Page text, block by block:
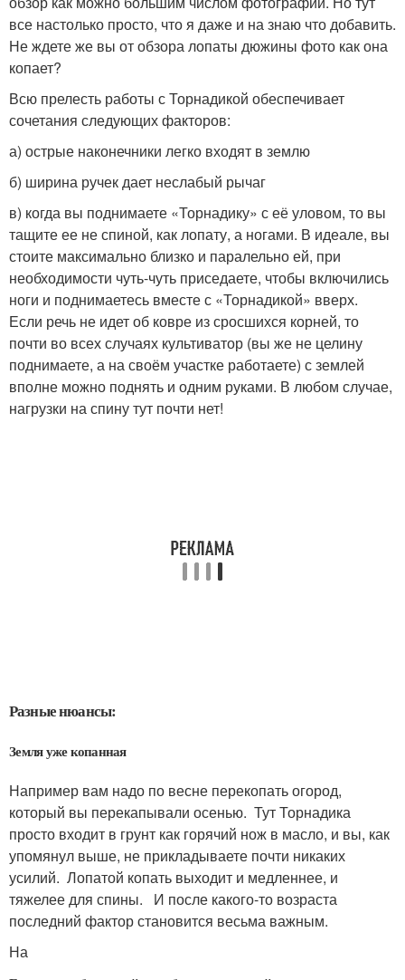
все настолько просто, что я даже и на знаю что добавить.
Не ждете же вы от обзора лопаты дюжины фото как она
копает?
Всю прелесть работы с Торнадикой обеспечивает
сочетания следующих факторов:
а) острые наконечники легко входят в землю
б) ширина ручек дает неслабый рычаг
в) когда вы поднимаете «Торнадику» с её уловом, то вы
тащите ее не спиной, как лопату, а ногами. В идеале, вы
стоите максимально близко и паралельно ей, при
необходимости чуть-чуть приседаете, чтобы включились
ноги и поднимаетесь вместе с «Торнадикой» вверх.
Если речь не идет об ковре из сросшихся корней, то
почти во всех случаях культиватор (вы же не целину
поднимаете, а на своём участке работаете) с землей
вполне можно поднять и одним руками. В любом случае,
нагрузки на спину тут почти нет!
Разные нюансы:
Земля уже копанная
Например вам надо по весне перекопать огород,
который вы перекапывали осенью. Тут Торнадика
просто входит в грунт как горячий нож в масло, и вы, как
упомянул выше, не прикладываете почти никаких
усилий. Лопатой копать выходит и медленнее, и
тяжелее для спины. И после какого-то возраста
последний фактор становится весьма важным.
На